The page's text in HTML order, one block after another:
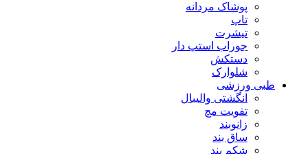
پوشاک مردانه
تاپ
تیشرت
جوراب استپ دار
دستکش
شلوارک
طبی ورزشی
انگشتی واليبال
تقویت مچ
زانوبند
ساق بند
شکم بند